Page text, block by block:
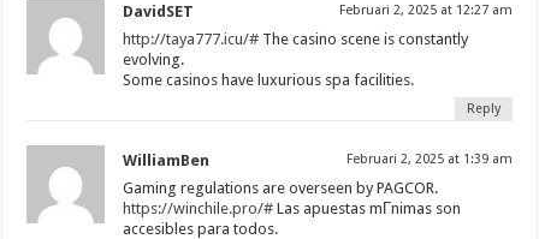
DavidSET Februari 2, 2025 at 12:27 am
http://taya777.icu/# The casino scene is constantly
evolving.
Some casinos have luxurious spa facilities.
Reply
WilliamBen Februari 2, 2025 at 1:39 am
Gaming regulations are overseen by PAGCOR.
https://winchile.pro/# Las apuestas mГ­nimas son
accesibles para todos.